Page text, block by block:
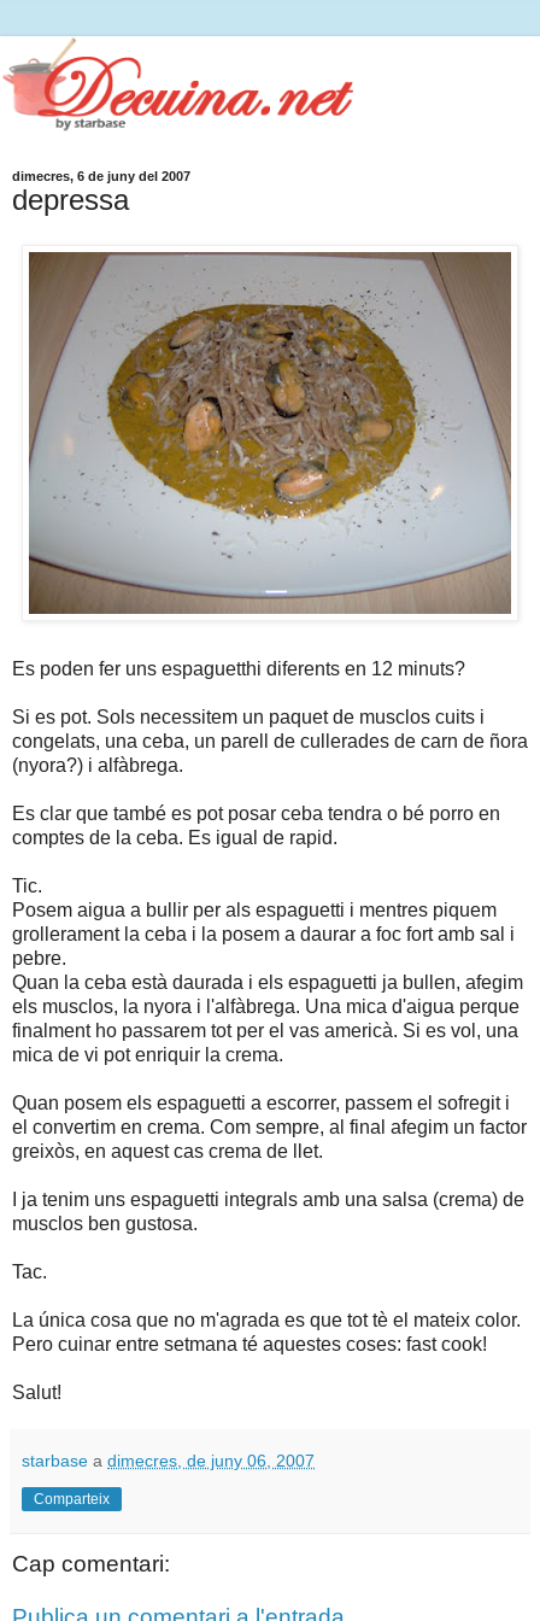
dimecres, 6 de juny del 2007
depressa
Es poden fer uns espaguetthi diferents en 12 minuts?
Si es pot. Sols necessitem un paquet de musclos cuits i
congelats, una ceba, un parell de cullerades de carn de ñora
(nyora?) i alfàbrega.
Es clar que també es pot posar ceba tendra o bé porro en
comptes de la ceba. Es igual de rapid.
Tic.
Posem aigua a bullir per als espaguetti i mentres piquem
grollerament la ceba i la posem a daurar a foc fort amb sal i
pebre.
Quan la ceba està daurada i els espaguetti ja bullen, afegim
els musclos, la nyora i l'alfàbrega. Una mica d'aigua perque
finalment ho passarem tot per el vas americà. Si es vol, una
mica de vi pot enriquir la crema.
Quan posem els espaguetti a escorrer, passem el sofregit i
el convertim en crema. Com sempre, al final afegim un factor
greixòs, en aquest cas crema de llet.
I ja tenim uns espaguetti integrals amb una salsa (crema) de
musclos ben gustosa.
Tac.
La única cosa que no m'agrada es que tot tè el mateix color.
Pero cuinar entre setmana té aquestes coses: fast cook!
Salut!
starbase a dimecres, de juny 06, 2007
Comparteix
Cap comentari: